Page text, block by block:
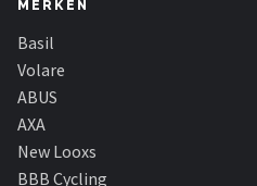
MERKEN
Basil
Volare
ABUS
AXA
New Looxs
BBB Cycling